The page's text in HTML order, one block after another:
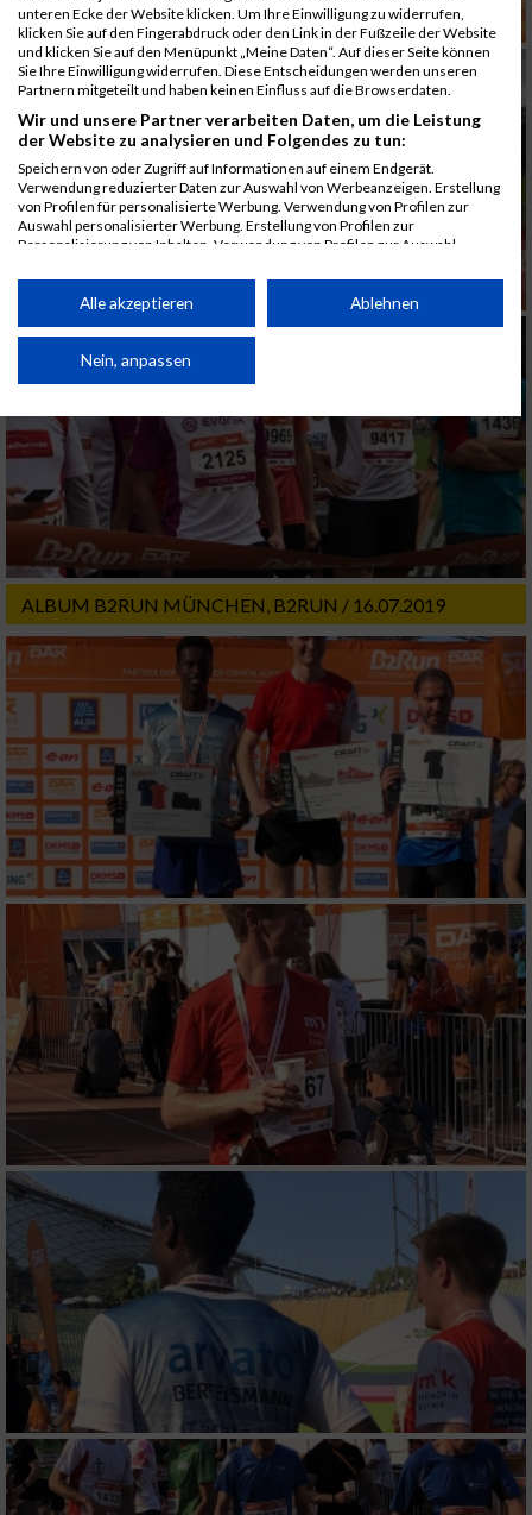
ALBUM B2RUN MÜNCHEN, B2RUN / 16.07.2019
unteren Ecke der Website klicken. Um Ihre Einwilligung zu widerrufen,
klicken Sie auf den Fingerabdruck oder den Link in der Fußzeile der Website
und klicken Sie auf den Menüpunkt „Meine Daten“. Auf dieser Seite können
Sie Ihre Einwilligung widerrufen. Diese Entscheidungen werden unseren
Partnern mitgeteilt und haben keinen Einfluss auf die Browserdaten.
Wir und unsere Partner verarbeiten Daten, um die Leistung
der Website zu analysieren und Folgendes zu tun:
Speichern von oder Zugriff auf Informationen auf einem Endgerät.
Verwendung reduzierter Daten zur Auswahl von Werbeanzeigen. Erstellung
von Profilen für personalisierte Werbung. Verwendung von Profilen zur
Auswahl personalisierter Werbung. Erstellung von Profilen zur
Personalisierung von Inhalten. Verwendung von Profilen zur Auswahl
Performance von Inhalten. Analyse von Zielgruppen durch Statistiken oder
Kombinationen von Daten aus verschiedenen Quellen. Entwicklung und
von Inhalten.
Daten können außerhalb der Europäischen Union weitergegeben und in die
Website/App.
Partnerliste anzeigen (1 IAB-Anbieter)
Wir nutzen Ihre Daten für folgende Zwecke:
IAB-Verarbeitungszwecke:
Speichern von oder Zugriff auf Informationen
auf einem Endgerät
Verwendung reduzierter Daten zur Auswahl
von Werbeanzeigen
Erstellung von Profilen für personalisierte
Werbung
Verwendung von Profilen zur Auswahl
personalisierter Werbung
Erstellung von Profilen zur Personalisierung
von Inhalten
Verwendung von Profilen zur Auswahl
personalisierter Inhalte
Messung der Werbeleistung
Messung der Performance von Inhalten
Analyse von Zielgruppen durch Statistiken
oder Kombinationen von Daten aus
verschiedenen Quellen
Entwicklung und Verbesserung der Angebote
Verwendung reduzierter Daten zur Auswahl
von Inhalten
IAB-Besonderheiten:
Verwendung genauer Standortdaten
Geräte anhand von aktiv angeforderten
Informationen identifizieren
Alle akzeptieren Ablehnen
Nein, anpassen